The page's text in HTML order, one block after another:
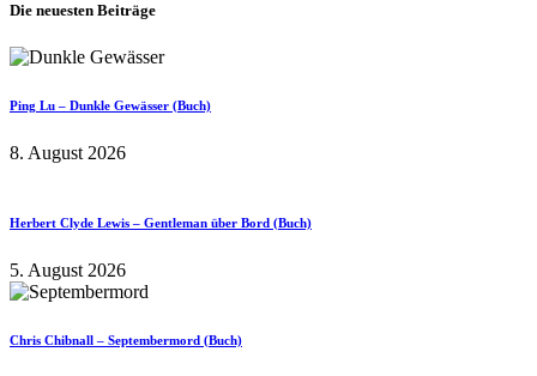
Die neuesten Beiträge
Ping Lu – Dunkle Gewässer (Buch)
8. August 2026
Herbert Clyde Lewis – Gentleman über Bord (Buch)
5. August 2026
Chris Chibnall – Septembermord (Buch)